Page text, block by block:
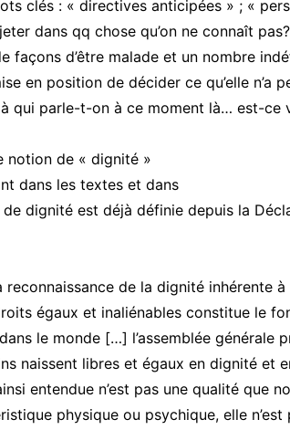
clés : « directives anticipées » ; «
dans qq chose qu’on ne connaît
façons d’être malade et un nombre
en position de décider ce qu’elle n’a
qui parle-t-on à ce moment là… est-ce
notion de « dignité »
dans les textes et dans
dignité est déjà définie depuis la
reconnaissance de la dignité inhérente
égaux et inaliénables constitue le
le monde […] l’assemblée générale
naissent libres et égaux en dignité et
entendue n’est pas une qualité que
physique ou psychique, elle